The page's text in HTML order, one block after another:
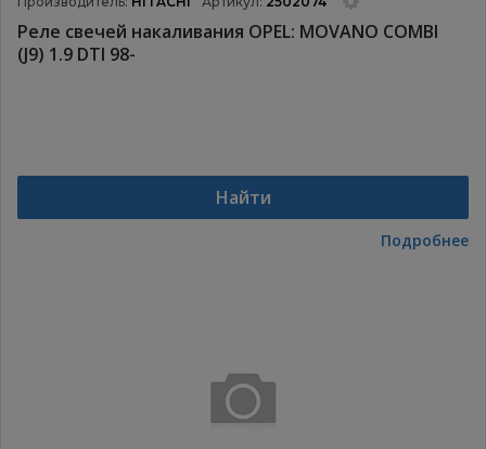
Реле свечей накаливания OPEL: MOVANO COMBI
(J9) 1.9 DTI 98-
Найти
Подробнее